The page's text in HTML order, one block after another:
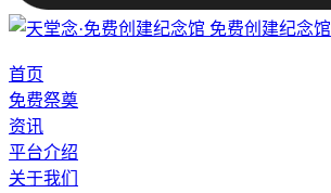
免费创建纪念馆
首页
免费祭奠
资讯
平台介绍
关于我们